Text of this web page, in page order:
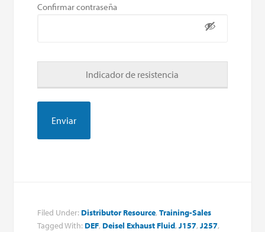
Confirmar contraseña
Indicador de resistencia
Filed Under: Distributor Resource,Training-Sales
Tagged With: DEF, Deisel Exhaust Fluid,J157,J257,